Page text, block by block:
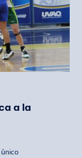
a la